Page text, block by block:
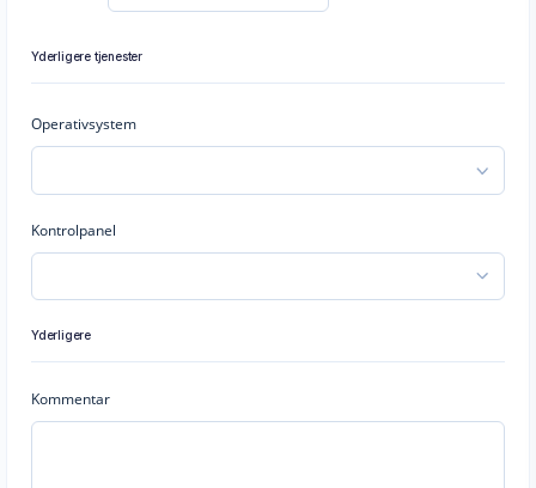
Yderligere tjenester
Operativsystem
Kontrolpanel
Yderligere
Kommentar